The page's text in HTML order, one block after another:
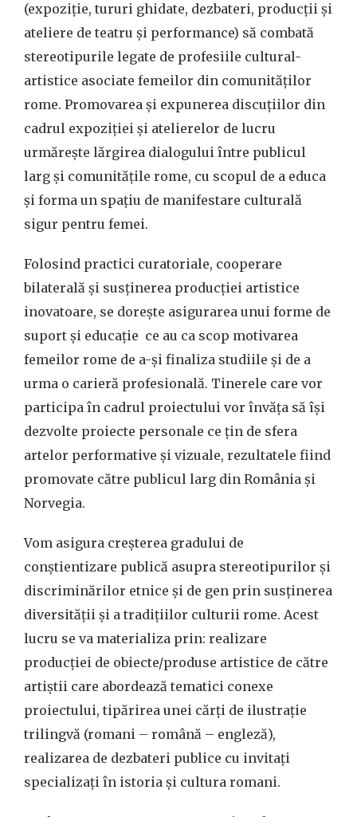
(expoziție, tururi ghidate, dezbateri, producții și
ateliere de teatru și performance) să combată
stereotipurile legate de profesiile cultural-
artistice asociate femeilor din comunităților
rome. Promovarea și expunerea discuțiilor din
cadrul expoziției și atelierelor de lucru
urmărește lărgirea dialogului între publicul
larg și comunitățile rome, cu scopul de a educa
și forma un spațiu de manifestare culturală
sigur pentru femei.
Folosind practici curatoriale, cooperare
bilaterală și susținerea producției artistice
inovatoare, se dorește asigurarea unui forme de
suport și educație ce au ca scop motivarea
femeilor rome de a-și finaliza studiile și de a
urma o carieră profesională. Tinerele care vor
participa în cadrul proiectului vor învăța să își
dezvolte proiecte personale ce țin de sfera
artelor performative și vizuale, rezultatele fiind
promovate către publicul larg din România și
Norvegia.
Vom asigura creșterea gradului de
conștientizare publică asupra stereotipurilor și
discriminărilor etnice și de gen prin susținerea
diversității și a tradițiilor culturii rome. Acest
lucru se va materializa prin: realizare
producției de obiecte/produse artistice de către
artiștii care abordează tematici conexe
proiectului, tipărirea unei cărți de ilustrație
trilingvă (romani – română – engleză),
realizarea de dezbateri publice cu invitați
specializați în istoria și cultura romani.